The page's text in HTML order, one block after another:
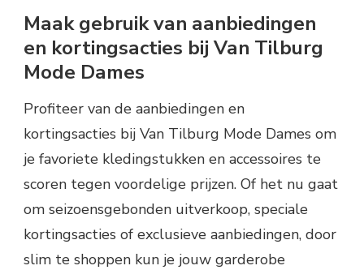
Maak gebruik van aanbiedingen
en kortingsacties bij Van Tilburg
Mode Dames
Profiteer van de aanbiedingen en
kortingsacties bij Van Tilburg Mode Dames om
je favoriete kledingstukken en accessoires te
scoren tegen voordelige prijzen. Of het nu gaat
om seizoensgebonden uitverkoop, speciale
kortingsacties of exclusieve aanbiedingen, door
slim te shoppen kun je jouw garderobe